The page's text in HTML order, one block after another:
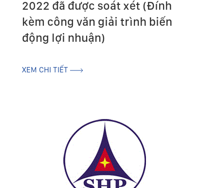
2022 đã được soát xét (Đính
kèm công văn giải trình biến
động lợi nhuận)
XEM CHI TIẾT